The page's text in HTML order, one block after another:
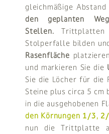
gleichmäßige
den geplanten
Stellen.
Stolperfalle bilden
Rasenfläche
und markieren Sie die
Sie die Löcher für die
Steine plus circa 5 cm
in die ausgehobenen
den Körnungen 1/3,
nun die Trittplatte